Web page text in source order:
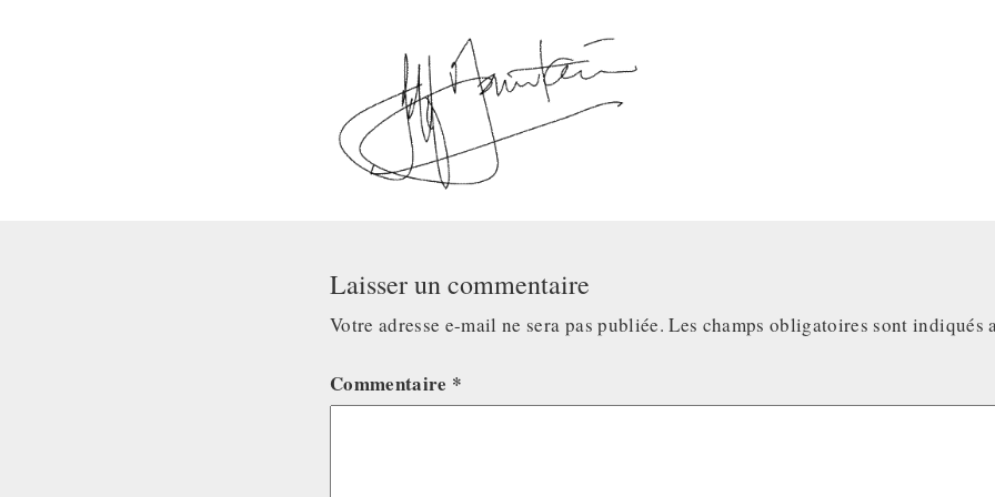
Laisser un commentaire
Votre adresse e-mail ne sera pas publiée. Les champs obligatoires sont indiqués
Commentaire *